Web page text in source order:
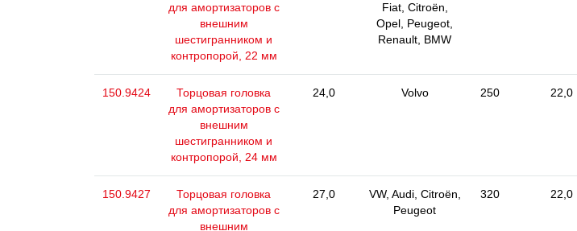
для амортизаторов с
внешним
шестигранником и
контропорой, 22 мм
Fiat, Citroën,
Opel, Peugeot,
Renault, BMW
150.9424
Торцовая головка
для амортизаторов с
внешним
шестигранником и
контропорой, 24 мм
24,0 Volvo 250 22,0
150.9427
Торцовая головка
для амортизаторов с
внешним
27,0
VW, Audi, Citroën,
Peugeot
320 22,0